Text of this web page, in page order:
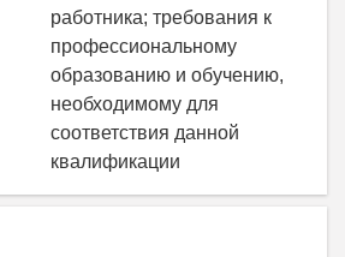
работника; требования к
профессиональному
образованию и обучению,
необходимому для
соответствия данной
квалификации